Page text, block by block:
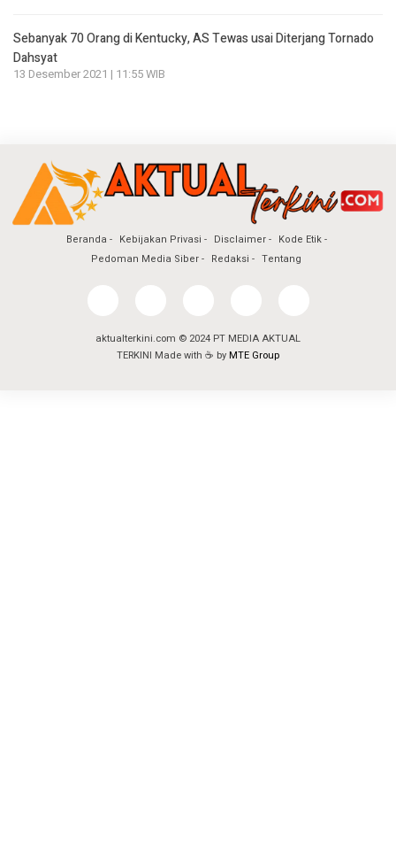
Sebanyak 70 Orang di Kentucky, AS Tewas usai Diterjang Tornado
Dahsyat
13 Desember 2021 | 11:55 WIB
Beranda Kebijakan Privasi Disclaimer
Kode Etik
Pedoman Media Siber
Redaksi Tentang
aktualterkini.com © 2024 PT MEDIA AKTUAL
TERKINI Made with ☕ by MTE Group